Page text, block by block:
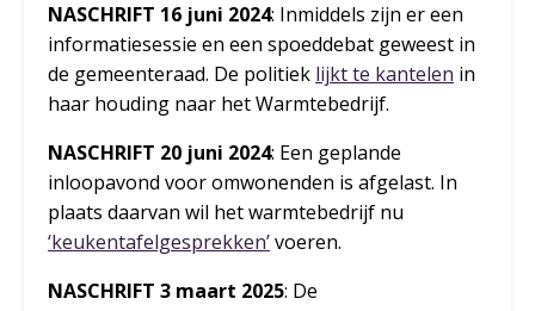
NASCHRIFT 16 juni 2024: Inmiddels zijn er een
informatiesessie en een spoeddebat geweest in
de gemeenteraad. De politiek lijkt te kantelen in
haar houding naar het Warmtebedrijf.
NASCHRIFT 20 juni 2024: Een geplande
inloopavond voor omwonenden is afgelast. In
plaats daarvan wil het warmtebedrijf nu
‘keukentafelgesprekken’voeren.
NASCHRIFT 3 maart 2025: De